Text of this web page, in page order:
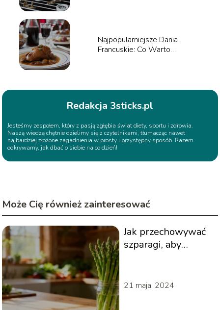
Najpopularniejsze Dania
Francuskie: Co Warto
Redakcja 3sticks.pl
Jesteśmy zespołem, który z pasją zgłębia świat diety, sportu i zdrowia.
Naszą wiedzą chętnie dzielimy się z czytelnikami, tłumacząc nawet
najbardziej złożone zagadnienia w prosty i przystępny sposób. Razem
odkrywamy, jak dbać o siebie na co dzień!
Może Cię również zainteresować
Jak przechowywać
szparagi, aby
21 maja, 2024